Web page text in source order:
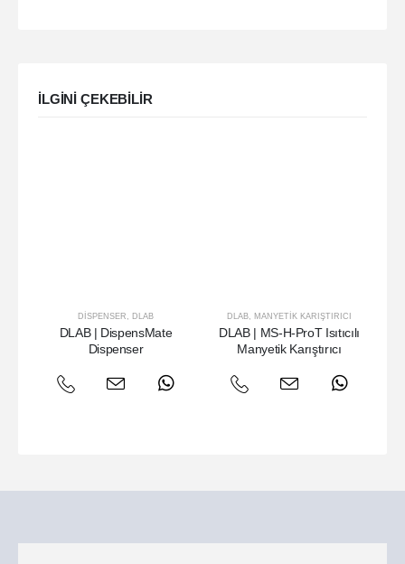
ILGINI ÇEKEBILIR
DISPENSER , DLAB
DLAB | DispensMate
Dispenser
DLAB, MANYETIK KARIŞTIRICI
DLAB | MS-H-ProT Isıtıcılı
Manyetik Karıştırıcı